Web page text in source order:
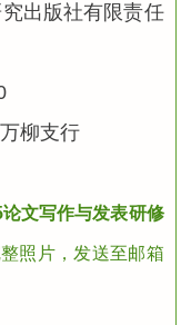
出版社有限责任
柳支行
文写作与发表研修
照片，发送至邮箱